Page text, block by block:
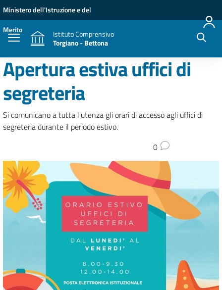
Vai ai contenuti
Vai al menu di navigazione
Vai al footer
Ministero dell'Istruzione e del
Merito
Istituto Comprensivo
Torgiano - Bettona
Apertura estiva uffici di
segreteria
Si comunicano a tutta l'utenza gli orari di accesso agli uffici di
segreteria durante il periodo estivo.
0